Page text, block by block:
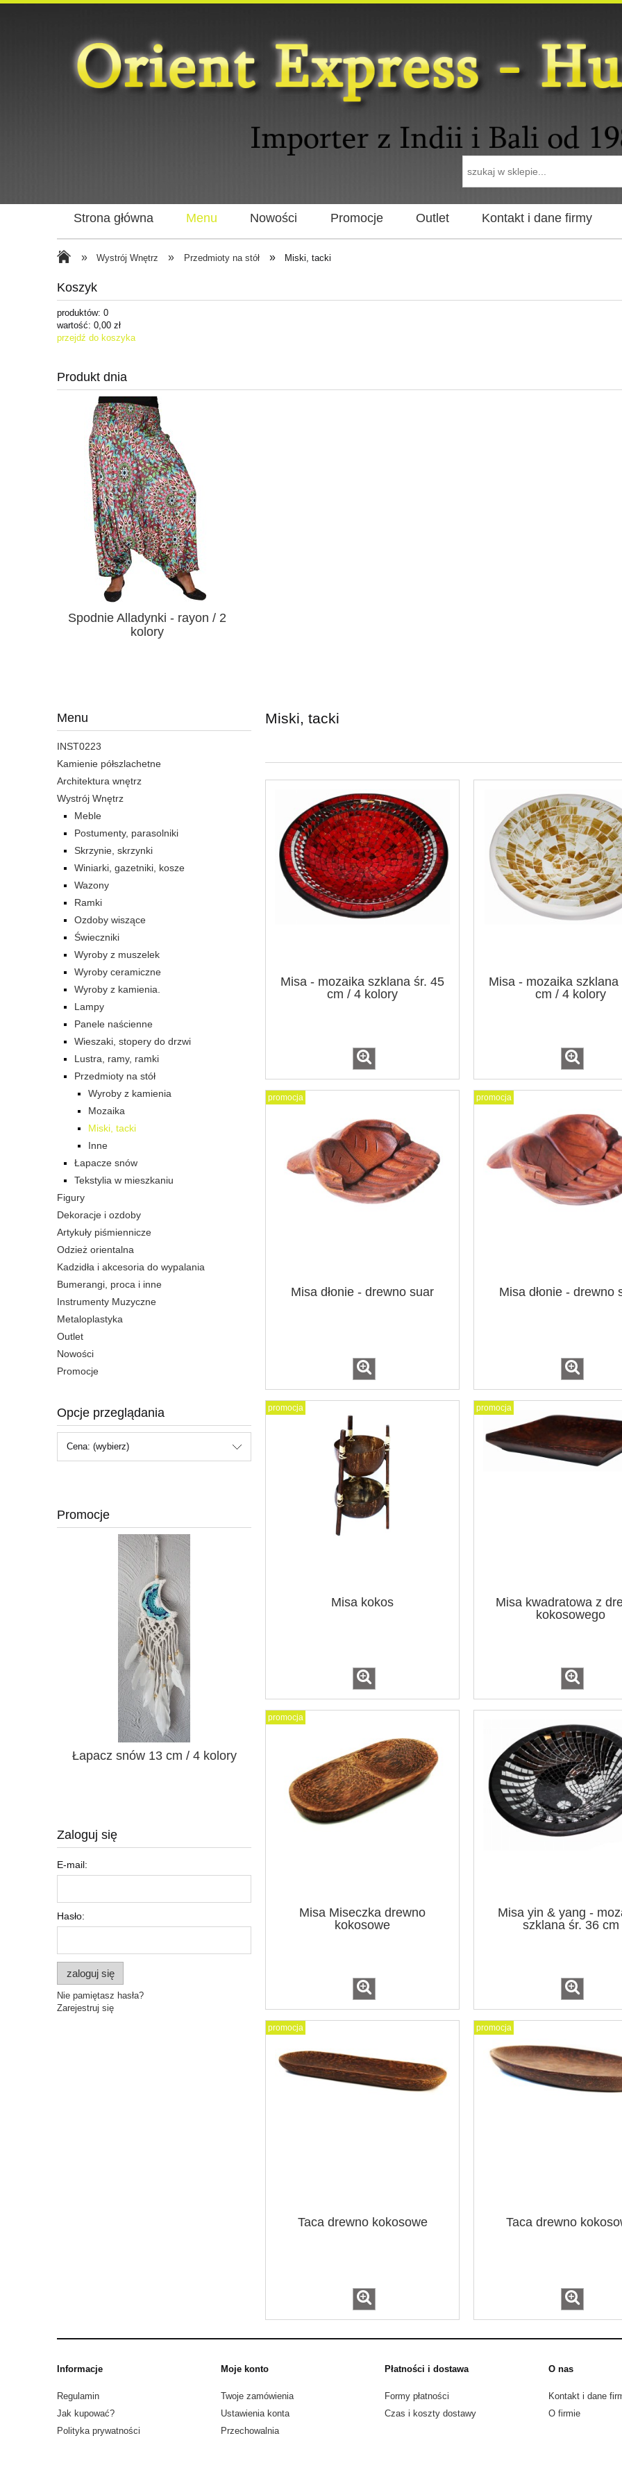
Strona główna Menu Nowości Promocje Outlet Kontakt i dane firmy
» Wystrój Wnętrz » Przedmioty na stół » Miski, tacki
Koszyk
produktów: 0
wartość: 0,00 zł
przejdź do koszyka
Produkt dnia
Spodnie Alladynki - rayon / 2
kolory
Menu
INST0223
Kamienie półszlachetne
Architektura wnętrz
Wystrój Wnętrz
Meble
Postumenty, parasolniki
Skrzynie, skrzynki
Winiarki, gazetniki, kosze
Wazony
Ramki
Ozdoby wiszące
Świeczniki
Wyroby z muszelek
Wyroby ceramiczne
Wyroby z kamienia.
Lampy
Panele naścienne
Wieszaki, stopery do drzwi
Lustra, ramy, ramki
Przedmioty na stół
Wyroby z kamienia
Mozaika
Miski, tacki
Inne
Łapacze snów
Tekstylia w mieszkaniu
Figury
Dekoracje i ozdoby
Artykuły piśmiennicze
Odzież orientalna
Kadzidła i akcesoria do wypalania
Bumerangi, proca i inne
Instrumenty Muzyczne
Metaloplastyka
Outlet
Nowości
Promocje
Opcje przeglądania
Cena: (wybierz)
Promocje
Łapacz snów 13 cm / 4 kolory
Łapacz snów średnica 22 cm / 11
kolorów
Pudełko na kadzidła stożkowe
kolory
Zaloguj się
E-mail:
Hasło:
zaloguj się
Nie pamiętasz hasła?
Zarejestruj się
Miski, tacki
Misa - mozaika szklana śr. 45
cm / 4 kolory
Misa - mozaika szklana
cm / 4 kolory
Misa dłonie - drewno suar
promocja
Misa dłonie - drewno
promocja
Misa kokos
promocja
Misa kwadratowa z
kokosowego
promocja
Misa Miseczka drewno
kokosowe
promocja
Misa yin & yang -
szklana śr. 36 cm
Taca drewno kokosowe
promocja
Taca drewno
promocja
Informacje
Regulamin
Jak kupować?
Polityka prywatności
Moje konto
Twoje zamówienia
Ustawienia konta
Przechowalnia
Płatności i dostawa
Formy płatności
Czas i koszty dostawy
O nas
Kontakt i dane
O firmie